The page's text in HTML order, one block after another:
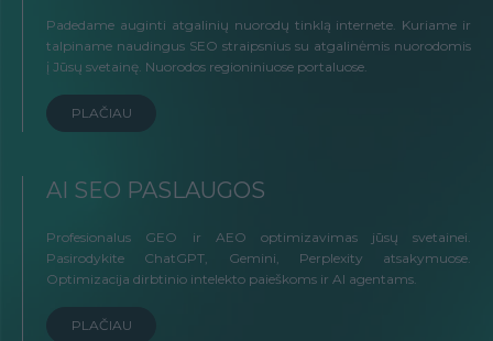
Padedame auginti atgalinių nuorodų tinklą internete. Kuriame ir
talpiname naudingus SEO straipsnius su atgalinėmis nuorodomis
į Jūsų svetainę. Nuorodos regioniniuose portaluose.
PLAČIAU
AI SEO PASLAUGOS
Profesionalus GEO ir AEO optimizavimas jūsų svetainei.
Pasirodykite ChatGPT, Gemini, Perplexity atsakymuose.
Optimizacija dirbtinio intelekto paieškoms ir AI agentams.
PLAČIAU